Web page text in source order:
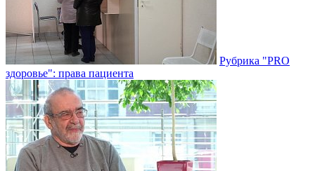
Рубрика "PRO
здоровье": права пациента